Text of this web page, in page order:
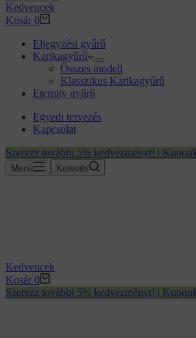
Kedvencek
Kosár 0
Eljegyzési gyűrű
Karikagyűrű
Összes modell
Klasszikus Karikagyűrű
Eternity gyűrű
Egyedi tervezés
Kapcsolat
Szerezz további 5% kedvezményt! |
Menü Keresés
Kedvencek
Kosár 0
Szerezz további 5% kedvezményt! |